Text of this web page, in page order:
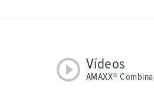
Vídeos
AMAXX®